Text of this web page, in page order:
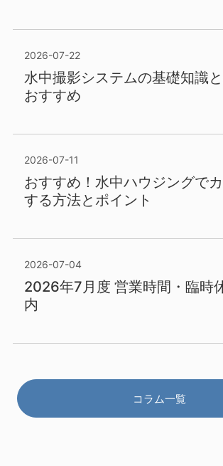
2026-07-22
水中撮影システムの基礎知識
おすすめ
2026-07-11
おすすめ！水中ハウジングで
する方法とポイント
2026-07-04
2026年7月度 営業時間・臨時
内
コラム一覧